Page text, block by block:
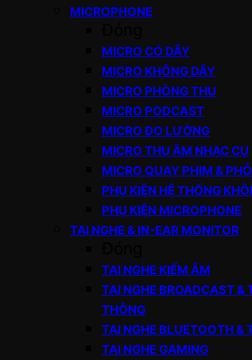
MICROPHONE
MICRO CÓ DÂY
MICRO KHÔNG DÂY
MICRO PHÒNG THU
MICRO PODCAST
MICRO ĐO LƯỜNG
MICRO THU ÂM NHẠC CỤ
MICRO QUAY PHIM &
PHỤ KIỆN HỆ THỐNG
PHỤ KIỆN MICROPHONE
TAI NGHE & IN-EAR MONITOR
TAI NGHE KIỂM ÂM
TAI NGHE BROADCAST &
THÔNG
TAI NGHE BLUETOOTH &
TAI NGHE GAMING